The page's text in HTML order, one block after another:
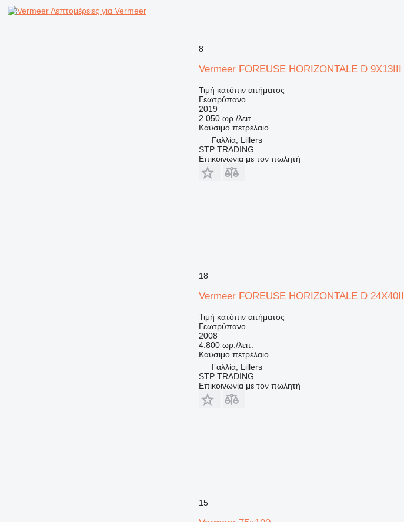
Λεπτομέρειες για Vermeer
8
Vermeer FOREUSE HORIZONTALE D 9X13III
Τιμή κατόπιν αιτήματος
Γεωτρύπανο
2019
2.050 ωρ./λειτ.
Καύσιμο πετρέλαιο
Γαλλία, Lillers
STP TRADING
Επικοινωνία με τον πωλητή
18
Vermeer FOREUSE HORIZONTALE D 24X40II
Τιμή κατόπιν αιτήματος
Γεωτρύπανο
2008
4.800 ωρ./λειτ.
Καύσιμο πετρέλαιο
Γαλλία, Lillers
STP TRADING
Επικοινωνία με τον πωλητή
15